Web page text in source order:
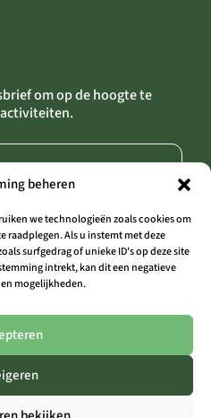
beheren
we technologieën zoals cookies om
Als u instemt met deze
surfgedrag of unieke ID's op deze site
intrekt, kan dit een negatieve
mogelijkheden.
om op de hoogte te
>>